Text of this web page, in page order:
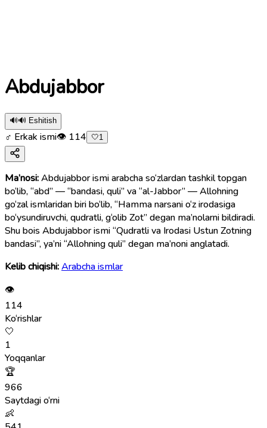
Abdujabbor
🔊🔊 Eshitish
♂ Erkak ismi👁 114 🤍1
Ma’nosi:Abdujabbor ismi arabcha so‘zlardan tashkil topgan
bo‘lib, “abd” — “bandasi, quli” va “al-Jabbor” — Allohning
go‘zal ismlaridan biri bo‘lib, “Hamma narsani o‘z irodasiga
bo‘ysundiruvchi, qudratli, g‘olib Zot” degan ma’nolarni bildiradi.
Shu bois Abdujabbor ismi “Qudratli va Irodasi Ustun Zotning
bandasi”, ya’ni “Allohning quli” degan ma’noni anglatadi.
Kelib chiqishi:Arabcha ismlar
👁
114
Ko‘rishlar
🤍
1
Yoqqanlar
🏆
966
Saytdagi o‘rni
👶